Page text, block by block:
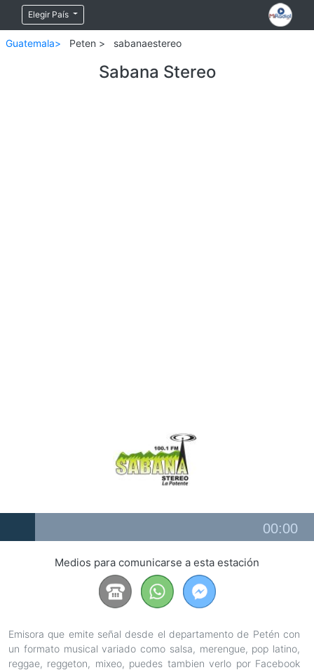
Elegir País
Guatemala> Peten > sabanaestereo
Sabana Stereo
Player
00:00
Medios para comunicarse a esta estación
Emisora que emite señal desde el departamento de Petén con
un formato musical variado como salsa, merengue, pop latino,
reggae, reggeton, mixeo, puedes tambien verlo por Facebook